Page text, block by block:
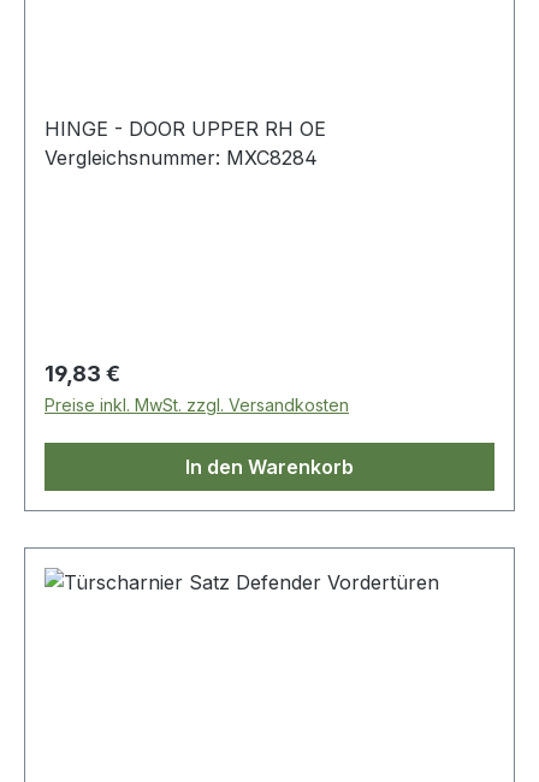
HINGE - DOOR UPPER RH OE
Vergleichsnummer: MXC8284
Regulärer Preis:
19,83 €
Preise inkl. MwSt. zzgl. Versandkosten
In den Warenkorb